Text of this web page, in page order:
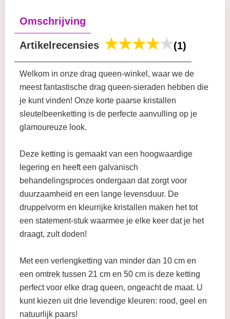
Omschrijving
Artikelrecensies (1)
Welkom in onze drag queen-winkel, waar we de
meest fantastische drag queen-sieraden hebben die
je kunt vinden! Onze korte paarse kristallen
sleutelbeenketting is de perfecte aanvulling op je
glamoureuze look.
Deze ketting is gemaakt van een hoogwaardige
legering en heeft een galvanisch
behandelingsproces ondergaan dat zorgt voor
duurzaamheid en een lange levensduur. De
druppelvorm en kleurrijke kristallen maken het tot
een statement-stuk waarmee je elke keer dat je het
draagt, zult doden!
Met een verlengketting van minder dan 10 cm en
een omtrek tussen 21 cm en 50 cm is deze ketting
perfect voor elke drag queen, ongeacht de maat. U
kunt kiezen uit drie levendige kleuren: rood, geel en
natuurlijk paars!